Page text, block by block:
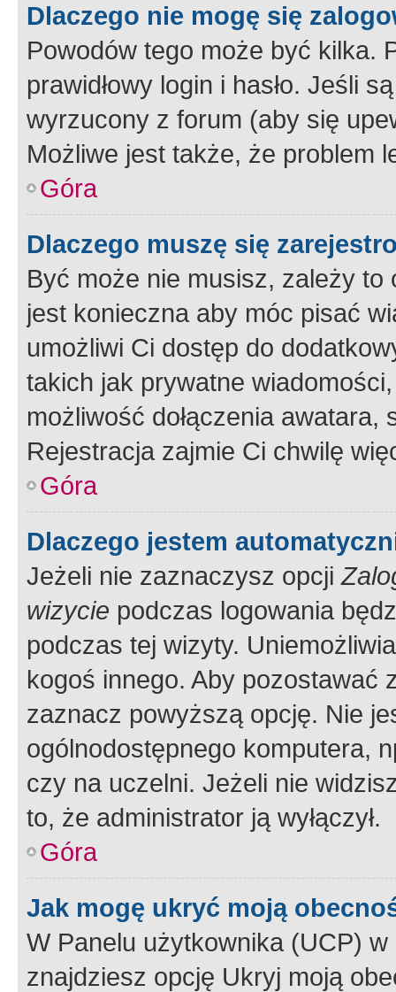
Dlaczego nie mogę się
Powodów tego może być kilka.
prawidłowy login i hasło. Jeśli
wyrzucony z forum (aby się
Możliwe jest także, że problem
Góra
Dlaczego muszę się
Być może nie musisz, zależy
jest konieczna aby móc pisać
umożliwi Ci dostęp do
takich jak prywatne
możliwość dołączenia
Rejestracja zajmie Ci chwilę
Góra
Dlaczego jestem
Jeżeli nie zaznaczysz opcji
wizycie podczas logowania
podczas tej wizyty.
kogoś innego. Aby pozostawać
zaznacz powyższą opcję. Nie
ogólnodostępnego komputera,
czy na uczelni. Jeżeli nie
to, że administrator ją wyłączył.
Góra
Jak mogę ukryć moją
W Panelu użytkownika (UCP) w
znajdziesz opcję Ukryj moją